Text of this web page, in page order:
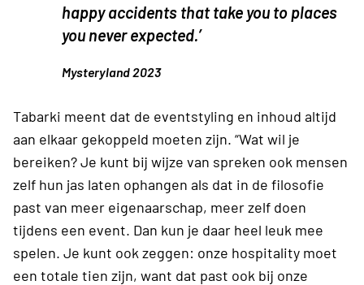
happy accidents that take you to places
you never expected.’
Mysteryland 2023
Tabarki meent dat de eventstyling en inhoud altijd
aan elkaar gekoppeld moeten zijn. “Wat wil je
bereiken? Je kunt bij wijze van spreken ook mensen
zelf hun jas laten ophangen als dat in de filosofie
past van meer eigenaarschap, meer zelf doen
tijdens een event. Dan kun je daar heel leuk mee
spelen. Je kunt ook zeggen: onze hospitality moet
een totale tien zijn, want dat past ook bij onze